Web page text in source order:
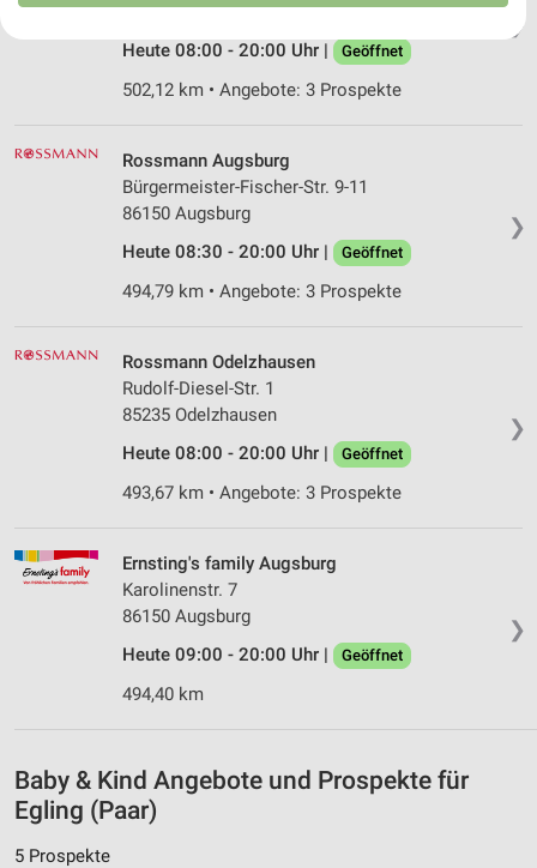
❯
82216 Maisach
Heute 08:00 - 20:00 Uhr |
Geöffnet
502,12 km • Angebote: 3 Prospekte
❯
Rossmann Augsburg
Bürgermeister-Fischer-Str. 9-11
86150 Augsburg
Heute 08:30 - 20:00 Uhr |
Geöffnet
494,79 km • Angebote: 3 Prospekte
❯
Rossmann Odelzhausen
Rudolf-Diesel-Str. 1
85235 Odelzhausen
Heute 08:00 - 20:00 Uhr |
Geöffnet
493,67 km • Angebote: 3 Prospekte
❯
Ernsting's family Augsburg
Karolinenstr. 7
86150 Augsburg
Heute 09:00 - 20:00 Uhr |
Geöffnet
494,40 km
Baby & Kind Angebote und Prospekte für
Egling (Paar)
5 Prospekte
Website/App.
Speichern von oder Zugriff auf Informationen
auf einem Endgerät
Verwendung reduzierter Daten zur Auswahl von
Werbeanzeigen
Verwendung von Profilen zur Auswahl
personalisierter Werbung
Erstellung von Profilen zur Personalisierung
Messung der Werbeleistung
Messung der Performance von Inhalten
Analyse von Zielgruppen durch Statistiken oder
Kombinationen von Daten aus verschiedenen
Entwicklung und Verbesserung der Angebote
Verwendung reduzierter Daten zur Auswahl von
Inhalten